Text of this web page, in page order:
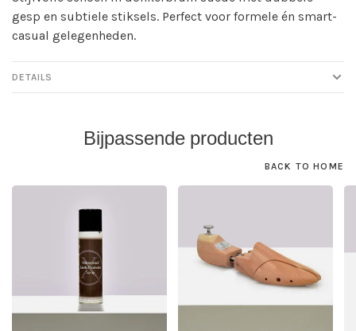
gesp en subtiele stiksels. Perfect voor formele én smart-
casual gelegenheden.
DETAILS
Bijpassende producten
BACK TO HOME